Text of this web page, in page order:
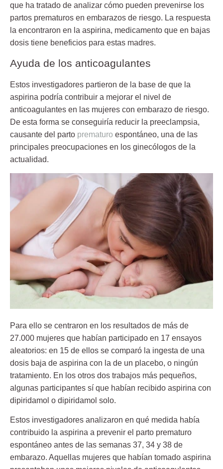
que ha tratado de analizar cómo pueden prevenirse los
partos prematuros en embarazos de riesgo. La respuesta
la encontraron en la aspirina, medicamento que en bajas
dosis tiene beneficios para estas madres.
Ayuda de los anticoagulantes
Estos investigadores partieron de la base de que la
aspirina podría contribuir a mejorar el nivel de
anticoagulantes en las mujeres con embarazo de riesgo.
De esta forma se conseguiría reducir la preeclampsia,
causante del parto prematuro espontáneo, una de las
principales preocupaciones en los ginecólogos de la
actualidad.
Para ello se centraron en los resultados de más de
27.000 mujeres que habían participado en 17 ensayos
aleatorios: en 15 de ellos se comparó la ingesta de una
dosis baja de aspirina con la de un placebo, o ningún
tratamiento. En los otros dos trabajos más pequeños,
algunas participantes sí que habían recibido aspirina con
dipiridamol o dipiridamol solo.
Estos investigadores analizaron en qué medida había
contribuido la aspirina a prevenir el parto prematuro
espontáneo antes de las semanas 37, 34 y 38 de
embarazo. Aquellas mujeres que habían tomado aspirina